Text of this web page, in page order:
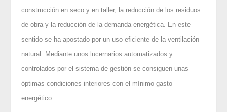
construcción en seco y en taller, la reducción de los residuos
de obra y la reducción de la demanda energética. En este
sentido se ha apostado por un uso eficiente de la ventilación
natural. Mediante unos lucernarios automatizados y
controlados por el sistema de gestión se consiguen unas
óptimas condiciones interiores con el mínimo gasto
energético.